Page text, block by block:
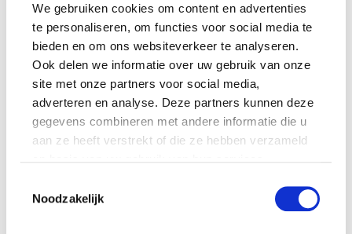
We gebruiken cookies om content en advertenties
te personaliseren, om functies voor social media te
bieden en om ons websiteverkeer te analyseren.
Ook delen we informatie over uw gebruik van onze
site met onze partners voor social media,
adverteren en analyse. Deze partners kunnen deze
gegevens combineren met andere informatie die u
aan ze heeft verstrekt of die ze hebben verzameld
Noodzakelijk
KIM KÖTTER DEELT PRACHTIGE
GEZINSFOTO MET HAAR
MANNEN
JOSJE HUISMAN SHOWT
BABYBUIK OP IBIZA